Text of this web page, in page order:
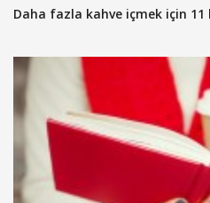
Daha fazla kahve içmek için 11